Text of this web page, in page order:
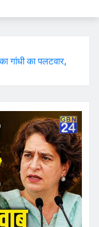
गांधी का पलटवार,